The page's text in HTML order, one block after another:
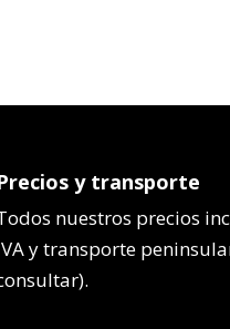
hasta
y transporte
nuestros precios
y transporte